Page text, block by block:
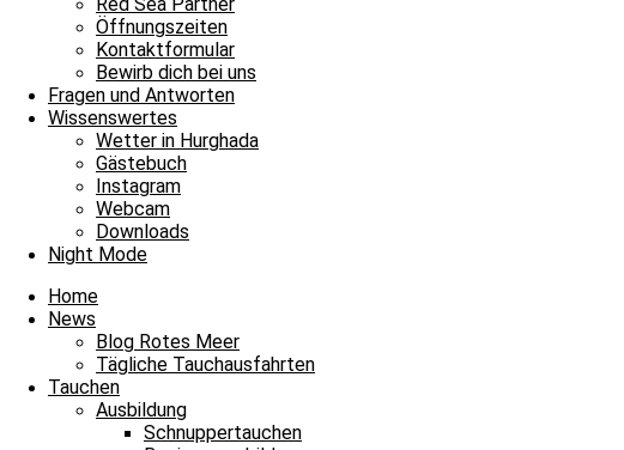
Öffnungszeiten
Kontaktformular
Bewirb dich bei uns
Fragen und Antworten
Wissenswertes
Wetter in Hurghada
Gästebuch
Instagram
Webcam
Downloads
Night Mode
Home
News
Blog Rotes Meer
Tägliche Tauchausfahrten
Tauchen
Ausbildung
Schnuppertauchen
Wael